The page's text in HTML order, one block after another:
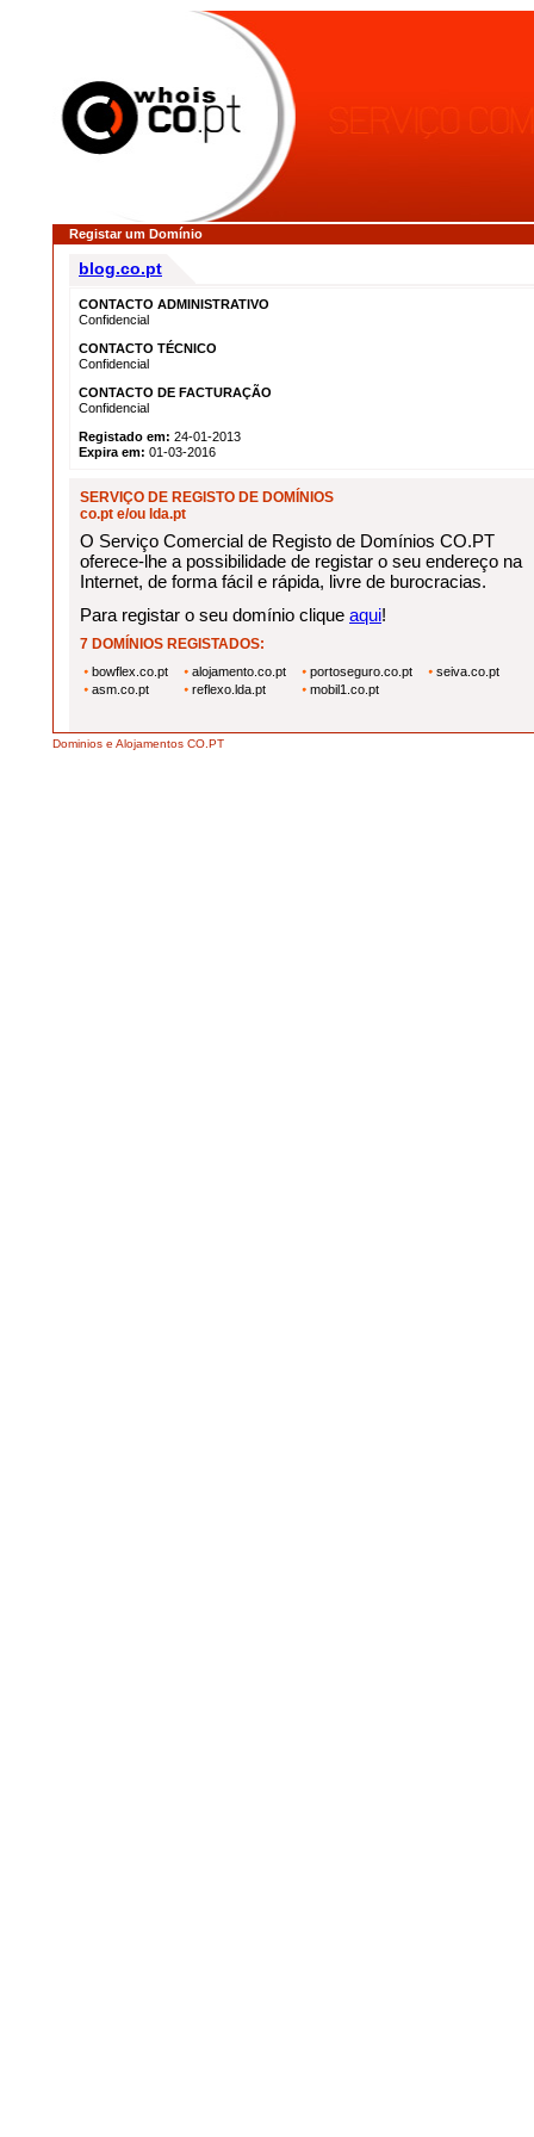
Registar um Domínio
blog.co.pt
CONTACTO ADMINISTRATIVO
Confidencial
CONTACTO TÉCNICO
Confidencial
CONTACTO DE FACTURAÇÃO
Confidencial
Registado em: 24-01-2013
Expira em: 01-03-2016
SERVIÇO DE REGISTO DE DOMÍNIOS
co.pt e/ou lda.pt
O Serviço Comercial de Registo de Domínios CO.PT
oferece-lhe a possibilidade de registar o seu endereço na
Internet, de forma fácil e rápida, livre de burocracias.
Para registar o seu domínio clique aqui!
7 DOMÍNIOS REGISTADOS:
bowflex.co.pt alojamento.co.pt portoseguro.co.pt
seiva.co.pt
asm.co.pt
reflexo.lda.pt mobil1.co.pt
Dominios e Alojamentos CO.PT